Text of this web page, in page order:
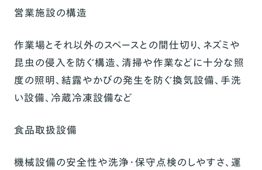
営業施設の構造
作業場とそれ以外のスペースとの間仕切り、ネズミや
昆虫の侵入を防ぐ構造、清掃や作業などに十分な照
度の照明、結露やかびの発生を防ぐ換気設備、手洗
い設備、冷蔵冷凍設備など
食品取扱設備
機械設備の安全性や洗浄・保守点検のしやすさ、運